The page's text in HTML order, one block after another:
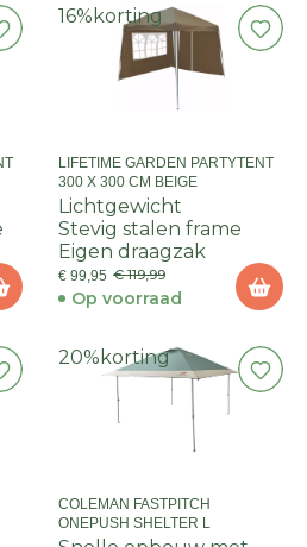
16% korting
LIFETIME GARDEN PARTYTENT
300 X 300 CM BEIGE
Lichtgewicht
Stevig stalen frame
Eigen draagzak
€ 99,95 € 119,99
Op voorraad
20% korting
COLEMAN FASTPITCH
ONEPUSH SHELTER L